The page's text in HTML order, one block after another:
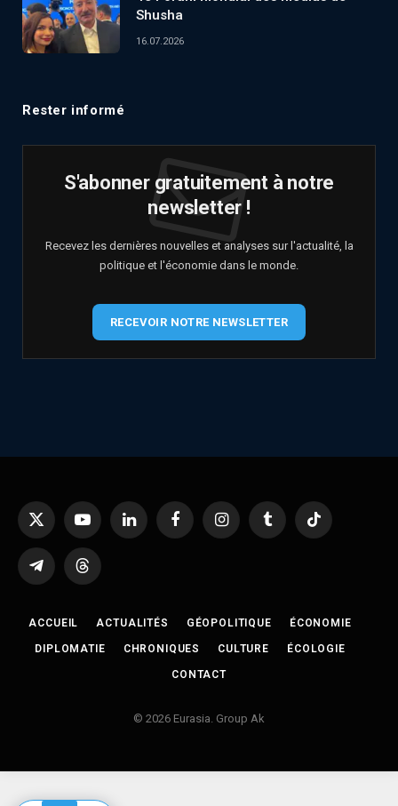
Shusha
16.07.2026
Rester informé
S'abonner gratuitement à notre
newsletter !
Recevez les dernières nouvelles et analyses sur l'actualité, la
politique et l'économie dans le monde.
RECEVOIR NOTRE NEWSLETTER
X
YouTubeLinkedIn FacebookInstagramTumblr TikTok
TelegramThreads
ACCUEIL ACTUALITÉS GÉOPOLITIQUE ÉCONOMIE
DIPLOMATIE CHRONIQUES CULTURE ÉCOLOGIE
CONTACT
© 2026 Eurasia. Group Ak